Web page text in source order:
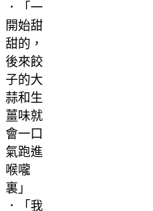
．「一
開始甜
甜的，
後來餃
子的大
蒜和生
薑味就
會一口
氣跑進
喉嚨
裏」
．「我